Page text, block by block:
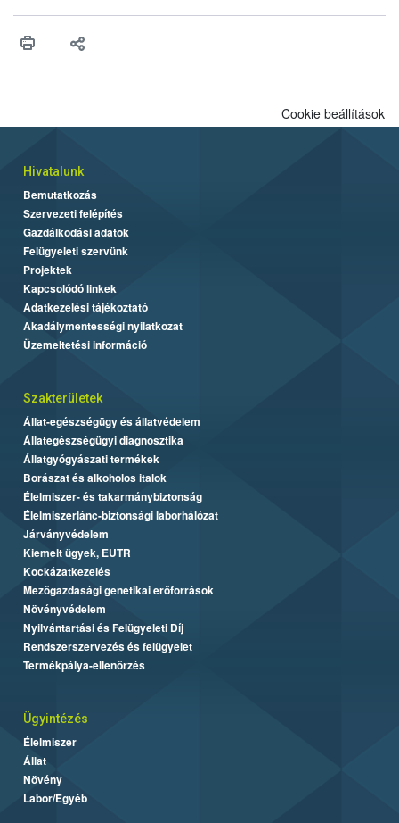
vonni az ebek viselkedésének megítélésében jártas szakértőt.
Cookie beállítások
Hivatalunk
Bemutatkozás
Szervezeti felépítés
Gazdálkodási adatok
Felügyeleti szervünk
Projektek
Kapcsolódó linkek
Adatkezelési tájékoztató
Akadálymentességi nyilatkozat
Üzemeltetési információ
Szakterületek
Állat-egészségügy és állatvédelem
Állategészségügyi diagnosztika
Állatgyógyászati termékek
Borászat és alkoholos italok
Élelmiszer- és takarmánybiztonság
Élelmiszerlánc-biztonsági laborhálózat
Járványvédelem
Kiemelt ügyek, EUTR
Kockázatkezelés
Mezőgazdasági genetikai erőforrások
Növényvédelem
Nyilvántartási és Felügyeleti Díj
Rendszerszervezés és felügyelet
Termékpálya-ellenőrzés
Ügyintézés
Élelmiszer
Állat
Növény
Labor/Egyéb